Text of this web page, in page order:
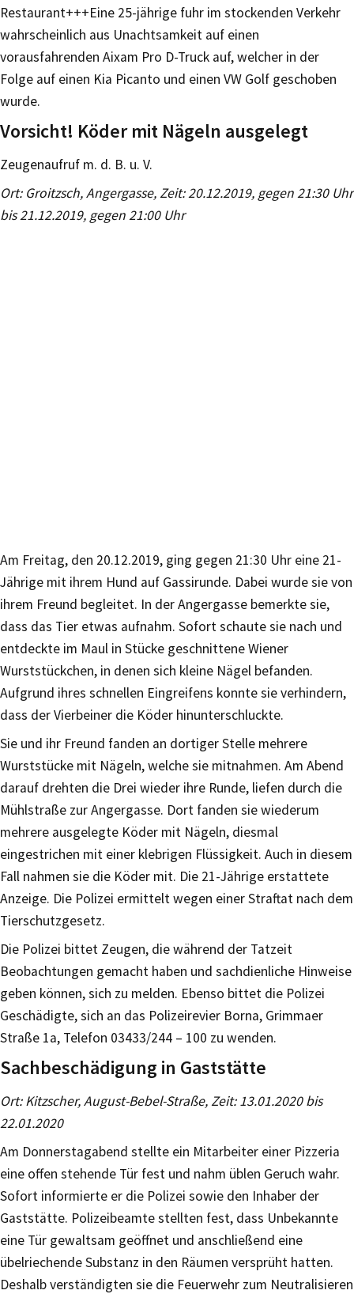
Restaurant+++Eine 25-jährige fuhr im stockenden Verkehr
wahrscheinlich aus Unachtsamkeit auf einen
vorausfahrenden Aixam Pro D-Truck auf, welcher in der
Folge auf einen Kia Picanto und einen VW Golf geschoben
wurde.
Vorsicht! Köder mit Nägeln ausgelegt
Zeugenaufruf m. d. B. u. V.
Ort: Groitzsch, Angergasse, Zeit: 20.12.2019, gegen 21:30 Uhr
bis 21.12.2019, gegen 21:00 Uhr
Am Freitag, den 20.12.2019, ging gegen 21:30 Uhr eine 21-
Jährige mit ihrem Hund auf Gassirunde. Dabei wurde sie von
ihrem Freund begleitet. In der Angergasse bemerkte sie,
dass das Tier etwas aufnahm. Sofort schaute sie nach und
entdeckte im Maul in Stücke geschnittene Wiener
Wurststückchen, in denen sich kleine Nägel befanden.
Aufgrund ihres schnellen Eingreifens konnte sie verhindern,
dass der Vierbeiner die Köder hinunterschluckte.
Sie und ihr Freund fanden an dortiger Stelle mehrere
Wurststücke mit Nägeln, welche sie mitnahmen. Am Abend
darauf drehten die Drei wieder ihre Runde, liefen durch die
Mühlstraße zur Angergasse. Dort fanden sie wiederum
mehrere ausgelegte Köder mit Nägeln, diesmal
eingestrichen mit einer klebrigen Flüssigkeit. Auch in diesem
Fall nahmen sie die Köder mit. Die 21-Jährige erstattete
Anzeige. Die Polizei ermittelt wegen einer Straftat nach dem
Tierschutzgesetz.
Die Polizei bittet Zeugen, die während der Tatzeit
Beobachtungen gemacht haben und sachdienliche Hinweise
geben können, sich zu melden. Ebenso bittet die Polizei
Geschädigte, sich an das Polizeirevier Borna, Grimmaer
Straße 1a, Telefon 03433/244 – 100 zu wenden.
Sachbeschädigung in Gaststätte
Ort: Kitzscher, August-Bebel-Straße, Zeit: 13.01.2020 bis
22.01.2020
Am Donnerstagabend stellte ein Mitarbeiter einer Pizzeria
eine offen stehende Tür fest und nahm üblen Geruch wahr.
Sofort informierte er die Polizei sowie den Inhaber der
Gaststätte. Polizeibeamte stellten fest, dass Unbekannte
eine Tür gewaltsam geöffnet und anschließend eine
übelriechende Substanz in den Räumen versprüht hatten.
Deshalb verständigten sie die Feuerwehr zum Neutralisieren